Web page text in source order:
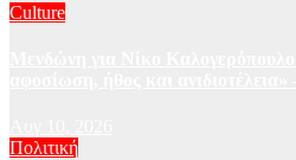
Culture
Πολιτική